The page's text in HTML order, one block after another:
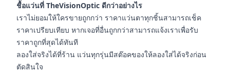
ชื้อแว่นที่ TheVisionOptic ดีกว่าอย่างไร
เราไม่ยอมให้ใครขายถูกกว่า ราคาแว่นตาทุกชิ้นสามารถเช็ค
ราคาเปรียบเทียบ หากเจอที่อื่นถูกกว่าสามารถแจ้งเราเพื่อรับ
ราคาถูกที่สุดได้ทันที
ลองใส่จริงได้ที่ร้าน แว่นทุกรุ่นมีสต๊อคของให้ลองใส่ได้จริงก่อน
ตัดสินใจ